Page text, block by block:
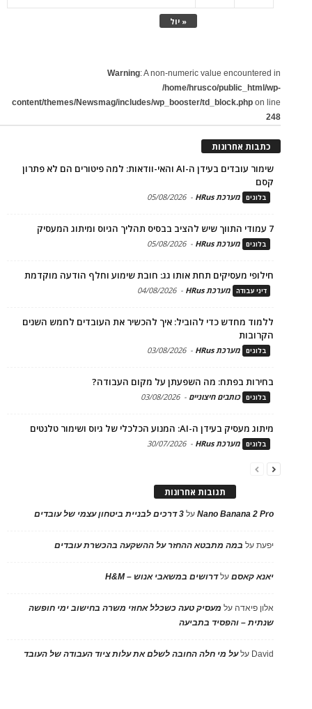
« יול
Warning: A non-numeric value encountered in
/home/hrusco/public_html/wp-
content/themes/Newsmag/includes/wp_booster/td_block.php on line
248
כתבות אחרונות
שימור עובדים בעידן ה-AI והאי-וודאות: למה פיטורים הם לא פתרון
קסם
בלוגים מערכת HRus -
05/08/2026
7 עמודי התווך שיש להציב בבסיס תהליך הגיוס ומיתוג המעסיק
בלוגים מערכת HRus -
05/08/2026
חילופי מעסיקים תחת אותו גג: חובת שימוע וחלף הודעה מוקדמת
דיני עבודה מערכת HRus -
04/08/2026
ללמוד מחדש כדי להוביל: איך להכשיר את העובדים לחמש השנים
הקרובות
בלוגים מערכת HRus -
03/08/2026
בחירות בפתח: מה השפעתן על מקום העבודה?
בלוגים כותבים חיצוניים -
03/08/2026
מיתוג מעסיק בעידן ה-AI: המנוע הכלכלי של גיוס ושימור טלנטים
בלוגים מערכת HRus -
30/07/2026
תגובות אחרונות
Nano Banana 2 Proעל 3 דרכים לבניית ביטחון עצמי של עובדים
יפעתעל במה מתבטא ההחזר על ההשקעה בהכשרת עובדים
יאנא קאסםעלדרושים במשאבי אנוש – H&M
אלון פיאדה על מעסיק טעה כשכלל אחוזי משרה בחישוב ימי חופשה
שנתית – והפסיד בתביעה
David עלעל מי חלה החובה לשלם את עלות ציוד העבודה של העובד